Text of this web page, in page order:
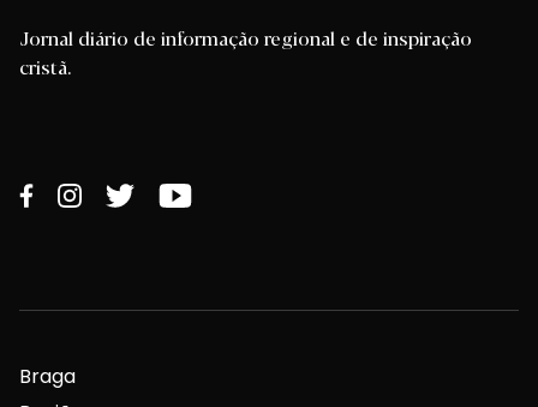
Jornal diário de informação regional e de inspiração
cristã.
Braga